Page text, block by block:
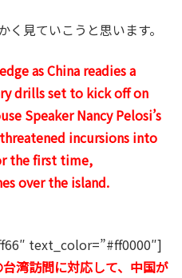
見ていこうと思います。
as China readies a
drills set to kick off on
Speaker Nancy Pelosi’s
incursions into
the first time,
over the island.
text_color=”#ff0000″]
湾訪問に対応して、中国が